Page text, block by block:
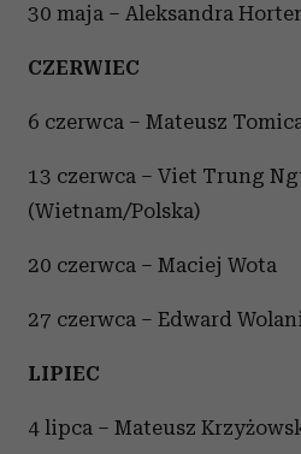
30 maja – Aleksandra
CZERWIEC
6 czerwca – Mateusz
13 czerwca – Viet Trung
(Wietnam/Polska)
20 czerwca – Maciej Wota
27 czerwca – Edward
LIPIEC
4 lipca – Mateusz